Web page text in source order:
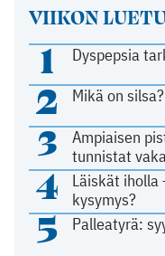
VIIKON
1 Dyspepsia
2 Mikä on silsa?
3
Ampiaisen
tunnistat
4
Läiskät
kysymys?
5 Palleatyrä: